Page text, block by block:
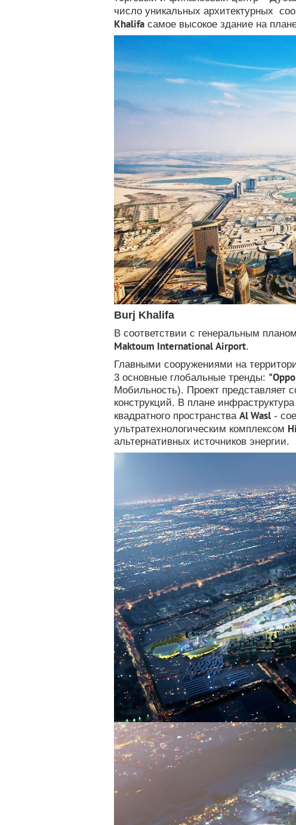
число уникальных архитектурных
Khalifа самое высокое здание на
Burj Khalifа
В соответствии с генеральным
Maktoum International Airport.
Главными сооружениями на
3 основные глобальные тренды: "
Мобильность). Проект представляет
конструкций. В плане
квадратного пространства Аl Wasl -
ультратехнологическим комплексом
альтернативных источников энергии.